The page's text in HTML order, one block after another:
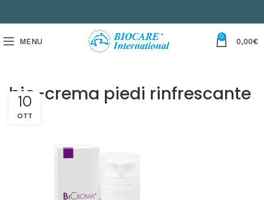
MENU
0
0,00€
bio-crema piedi rinfrescante
10
OTT